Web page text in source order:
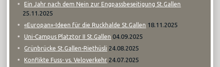
Ein Jahr nach dem Nein zur Engpassbeseitigung St.Gallen
25.11.2025
«Europan»-Ideen für die Ruckhalde St.Gallen 18.11.2025
Uni-Campus Platztor II St.Gallen 04.09.2025
Grünbrücke St.Gallen-Riethüsli 24.08.2025
Konflikte Fuss- vs. Veloverkehr 24.07.2025